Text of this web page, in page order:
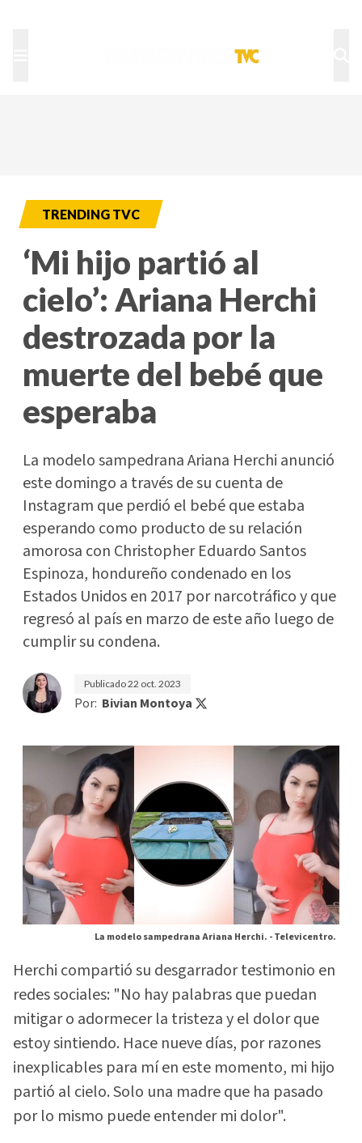
TRENDING TVC
‘Mi hijo partió al
cielo’: Ariana Herchi
destrozada por la
muerte del bebé que
esperaba
La modelo sampedrana Ariana Herchi anunció
este domingo a través de su cuenta de
Instagram que perdió el bebé que estaba
esperando como producto de su relación
amorosa con Christopher Eduardo Santos
Espinoza, hondureño condenado en los
Estados Unidos en 2017 por narcotráfico y que
regresó al país en marzo de este año luego de
cumplir su condena.
Publicado22 oct. 2023
Por: Bivian Montoya
La modelo sampedrana Ariana Herchi. -Televicentro.
Herchi compartió su desgarrador testimonio en
redes sociales: "No hay palabras que puedan
mitigar o adormecer la tristeza y el dolor que
estoy sintiendo. Hace nueve días, por razones
inexplicables para mí en este momento, mi hijo
partió al cielo. Solo una madre que ha pasado
por lo mismo puede entender mi dolor".